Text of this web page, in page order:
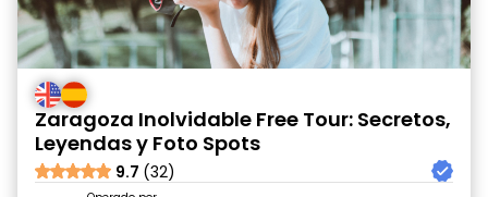
Zaragoza Inolvidable Free Tour: Secretos,
Leyendas y Foto Spots
9.7 (32)